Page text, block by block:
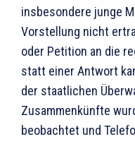
insbesondere junge
Vorstellung nicht
oder Petition an die
statt einer Antwort
der staatlichen
Zusammenkünfte
beobachtet und